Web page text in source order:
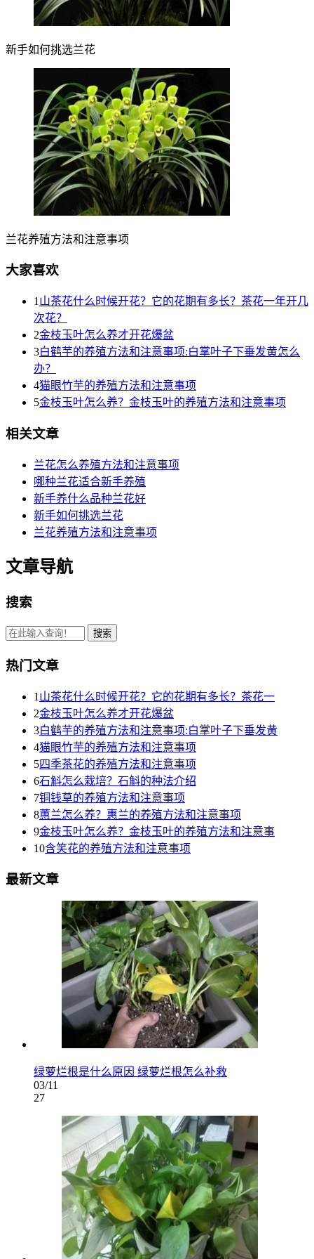
新手如何挑选兰花
兰花养殖方法和注意事项
大家喜欢
1 山茶花什么时候开花？它的花期有多长？茶花一年开几
次花？
2金枝玉叶怎么养才开花爆盆
3白鹤芋的养殖方法和注意事项:白掌叶子下垂发黄怎么
办？
4猫眼竹芋的养殖方法和注意事项
5金枝玉叶怎么养？金枝玉叶的养殖方法和注意事项
相关文章
兰花怎么养殖方法和注意事项
哪种兰花适合新手养殖
新手养什么品种兰花好
新手如何挑选兰花
兰花养殖方法和注意事项
文章导航
搜索
热门文章
1 山茶花什么时候开花？它的花期有多长？茶花一
2金枝玉叶怎么养才开花爆盆
3白鹤芋的养殖方法和注意事项:白掌叶子下垂发黄
4猫眼竹芋的养殖方法和注意事项
5四季茶花的养殖方法和注意事项
6石斛怎么栽培？石斛的种法介绍
7铜钱草的养殖方法和注意事项
8蕙兰怎么养？惠兰的养殖方法和注意事项
9金枝玉叶怎么养？金枝玉叶的养殖方法和注意事
10含笑花的养殖方法和注意事项
最新文章
绿萝烂根是什么原因 绿萝烂根怎么补救
03/11
27